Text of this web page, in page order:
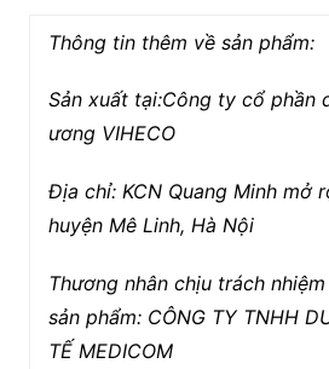
Thông tin thêm về sản phẩm:
Sản xuất tại:Công ty cổ phần
ương VIHECO
Địa chỉ: KCN Quang Minh mở
huyện Mê Linh, Hà Nội
Thương nhân chịu trách
sản phẩm: CÔNG TY TNHH
TẾ MEDICOM